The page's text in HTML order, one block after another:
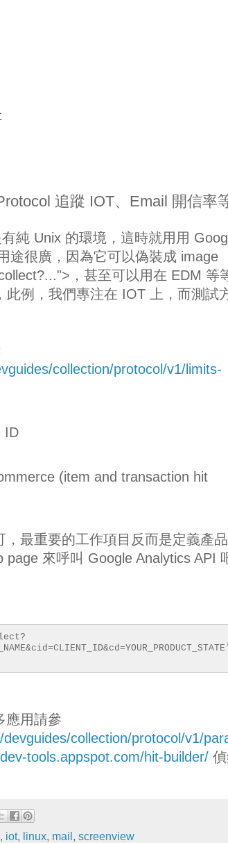
追蹤 IOT、Email 開信率
純 Unix 的環境，這時就用用
途很廣，因為它可以偽裝成 image
，甚至可以用在 EDM 等
此例，我們專注在 IOT 上，而測試
collection/protocol/v1/limits-
ID
(item and transaction hit
最重要的工作項目反而是定義產
來呼叫 Google Analytics API
應用請參
collection/protocol/v1/
tools.appspot.com/hit-builder/
iot, linux mail screenview